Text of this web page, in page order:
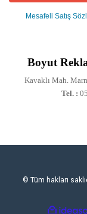
Mesafeli Satış
Boyut
Kavaklı Mah.
Tel. :
© Tüm hakları